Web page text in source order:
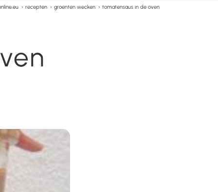
› recepten › groenten wecken › tomatensaus in de oven